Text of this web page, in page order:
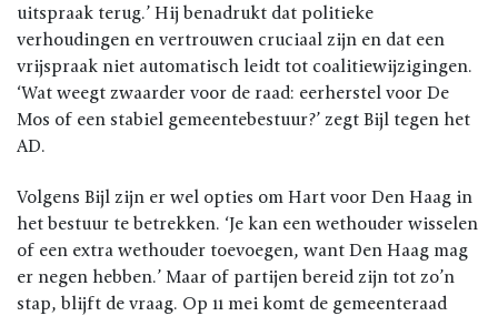
uitspraak terug.’ Hij benadrukt dat politieke
verhoudingen en vertrouwen cruciaal zijn en dat een
vrijspraak niet automatisch leidt tot coalitiewijzigingen.
‘Wat weegt zwaarder voor de raad: eerherstel voor De
Mos of een stabiel gemeentebestuur?’ zegt Bijl tegen het
AD.
Volgens Bijl zijn er wel opties om Hart voor Den Haag in
het bestuur te betrekken. ‘Je kan een wethouder wisselen
of een extra wethouder toevoegen, want Den Haag mag
er negen hebben.’ Maar of partijen bereid zijn tot zo’n
stap, blijft de vraag. Op 11 mei komt de gemeenteraad